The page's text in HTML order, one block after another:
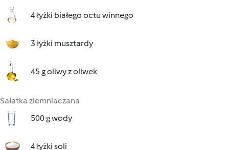
4 łyżki białego octu winnego
3 łyżki musztardy
45 g oliwy z oliwek
Sałatka ziemniaczana
500 g wody
4 łyżki soli